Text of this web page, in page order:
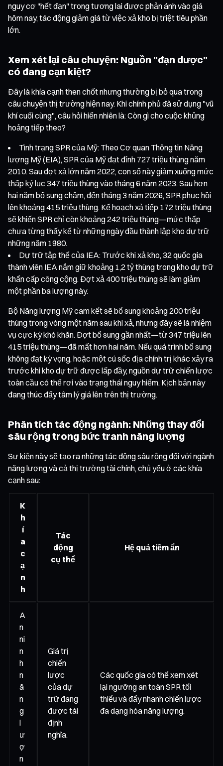
nguy cơ "hết đạn" trong tương lai được phản ánh vào giá
hôm nay, tác động giảm giá từ việc xả kho bị triệt tiêu phần
lớn.
Xem xét lại câu chuyện: Nguồn "đạn dược"
có đang cạn kiệt?
Đây là khía cạnh then chốt nhưng thường bị bỏ qua trong
câu chuyện thị trường hiện nay. Khi chính phủ đã sử dụng "vũ
khí cuối cùng", câu hỏi hiển nhiên là: Còn gì cho cuộc khủng
hoảng tiếp theo?
Tình trạng SPR của Mỹ: Theo Cơ quan Thông tin Năng
lượng Mỹ (EIA), SPR của Mỹ đạt đỉnh 727 triệu thùng năm
2010. Sau đợt xả lớn năm 2022, con số này giảm xuống mức
thấp kỷ lục 347 triệu thùng vào tháng 6 năm 2023. Sau hơn
hai năm bổ sung chậm, đến tháng 3 năm 2026, SPR phục hồi
lên khoảng 415 triệu thùng. Kế hoạch xả tiếp 172 triệu thùng
sẽ khiến SPR chỉ còn khoảng 242 triệu thùng—mức thấp
chưa từng thấy kể từ những ngày đầu thành lập kho dự trữ
những năm 1980.
Dự trữ tập thể của IEA: Trước khi xả kho, 32 quốc gia
thành viên IEA nắm giữ khoảng 1,2 tỷ thùng trong kho dự trữ
khẩn cấp công cộng. Đợt xả 400 triệu thùng sẽ làm giảm
một phần ba lượng này.
Bộ Năng lượng Mỹ cam kết sẽ bổ sung khoảng 200 triệu
thùng trong vòng một năm sau khi xả, nhưng đây sẽ là nhiệm
vụ cực kỳ khó khăn. Đợt bổ sung gần nhất—từ 347 triệu lên
415 triệu thùng—đã mất hơn hai năm. Nếu quá trình bổ sung
không đạt kỳ vọng, hoặc một cú sốc địa chính trị khác xảy ra
trước khi kho dự trữ được lấp đầy, nguồn dự trữ chiến lược
toàn cầu có thể rơi vào trạng thái nguy hiểm. Kịch bản này
đang thúc đẩy tâm lý giá lên trên thị trường.
Phân tích tác động ngành: Những thay đổi
sâu rộng trong bức tranh năng lượng
Sự kiện này sẽ tạo ra những tác động sâu rộng đối với ngành
năng lượng và cả thị trường tài chính, chủ yếu ở các khía
cạnh sau:
K
h
í
a
c
ạ
n
h
Tác
động
cụ thể
Hệ quả tiềm ẩn
A
n
ni
n
h
n
ă
n
g
l
ư
ợ
n
Giá trị
chiến
lược
của dự
trữ đang
được tái
định
nghĩa.
Các quốc gia có thể xem xét
lại ngưỡng an toàn SPR tối
thiểu và đẩy nhanh chiến lược
đa dạng hóa năng lượng.